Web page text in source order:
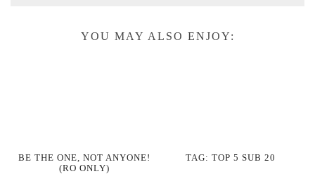
YOU MAY ALSO ENJOY:
BE THE ONE, NOT ANYONE!
(RO ONLY)
TAG: TOP 5 SUB 20